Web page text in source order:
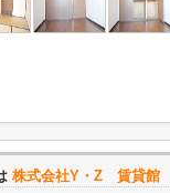
株式会社Y・Z 賃貸館